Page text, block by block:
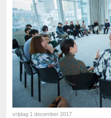
vrijdag 1 december 2017